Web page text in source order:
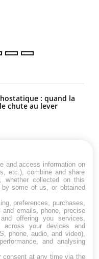
: quand la
chute au lever
(Sclérose latérale
and access information on
etc.), combine and share
whether collected on this
some of us, or obtained
preferences, purchases,
and emails, phone, precise
offering you services,
across your devices and
phone, audio, and video),
and analysing
consent at any time via the